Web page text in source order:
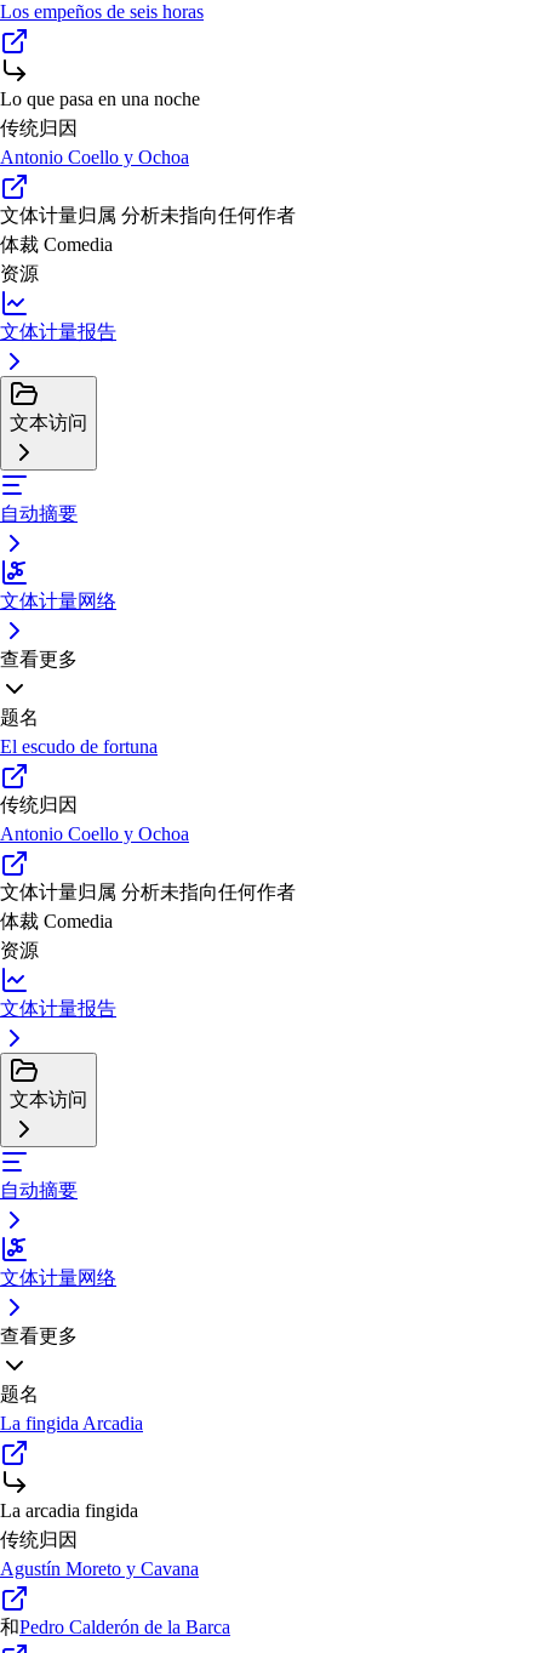
Los empeños de seis horas
Lo que pasa en una noche
传统归因
Antonio Coello y Ochoa
文体计量归属 分析未指向任何作者
体裁 Comedia
资源
文体计量报告
文本访问
自动摘要
文体计量网络
查看更多
题名
El escudo de fortuna
传统归因
Antonio Coello y Ochoa
文体计量归属 分析未指向任何作者
体裁 Comedia
资源
文体计量报告
文本访问
自动摘要
文体计量网络
查看更多
题名
La fingida Arcadia
La arcadia fingida
传统归因
Agustín Moreto y Cavana
和Pedro Calderón de la Barca